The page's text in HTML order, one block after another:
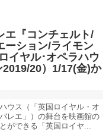
エ『コンチェルト/
ーション/ライモン
イヤル･オペラハウ
20）1/17(金)か
ウス（「英国ロイヤル・オ
レエ」）の舞台を映画館の
ができる「英国ロイヤ...